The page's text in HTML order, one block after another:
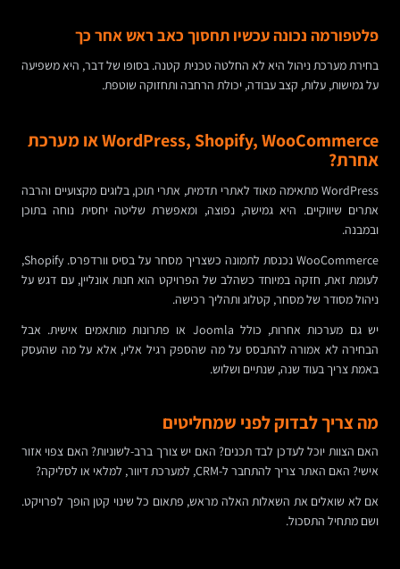
פלטפורמה נכונה עכשיו תחסוך כאב ראש אחר כך
בחירת מערכת ניהול היא לא החלטה טכנית קטנה. בסופו של דבר, היא משפיעה
על גמישות, עלות, קצב עבודה, יכולת הרחבה ותחזוקה שוטפת.
WordPress, Shopify, WooCommerce או מערכת
אחרת?
WordPress מתאימה מאוד לאתרי תדמית, אתרי תוכן, בלוגים מקצועיים והרבה
אתרים שיווקיים. היא גמישה, נפוצה, ומאפשרת שליטה יחסית נוחה בתוכן
ובמבנה.
WooCommerce נכנסת לתמונה כשצריך מסחר על בסיס וורדפרס. Shopify,
לעומת זאת, חזקה במיוחד כשהלב של הפרויקט הוא חנות אונליין, עם דגש על
ניהול מסודר של מסחר, קטלוג ותהליך רכישה.
יש גם מערכות אחרות, כולל Joomla או פתרונות מותאמים אישית. אבל
הבחירה לא אמורה להתבסס על מה שהספק רגיל אליו, אלא על מה שהעסק
באמת צריך בעוד שנה, שנתיים ושלוש.
מה צריך לבדוק לפני שמחליטים
האם הצוות יוכל לעדכן לבד תכנים? האם יש צורך ברב-לשוניות? האם צפוי אזור
אישי? האם האתר צריך להתחבר ל-CRM, למערכת דיוור, למלאי או לסליקה?
אם לא שואלים את השאלות האלה מראש, פתאום כל שינוי קטן הופך לפרויקט.
ושם מתחיל התסכול.